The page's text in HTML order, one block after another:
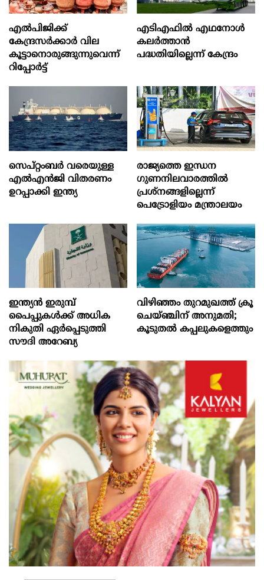
എല്‍പിജിക്ക്
കേന്ദ്രസർക്കാർ വില
കൂട്ടാനൊരുങ്ങുന്നുവെന്ന്
റിപ്പോർട്ട്
എടിഎഫില്‍ എഥനോള്‍
കലര്‍ത്താന്‍
പദ്ധതിയില്ലെന്ന് കേന്ദ്രം
സെപ്റ്റംബർ വരെയുള്ള
എൽഎൻജി വിതരണം
ഉറപ്പാക്കി ഇന്ത്യ
രാജ്യത്തെ ഇന്ധന
ഗുണനിലവാരത്തില്‍
പ്രശ്‌നങ്ങളില്ലെന്ന്
പെട്രോളിയം മന്ത്രാലയം
ഇന്ത്യൻ ഇരുമ്പ്
പൈപ്പുകൾക്ക് അധിക
നികുതി ഏർപ്പെടുത്തി
സൗദി അറേബ്യ
വിഴിഞ്ഞം തുറമുഖത്ത് ക്രൂ
ചെയ്ഞ്ചിന് അനുമതി;
കൂടുതൽ കപ്പലുകളെത്തും